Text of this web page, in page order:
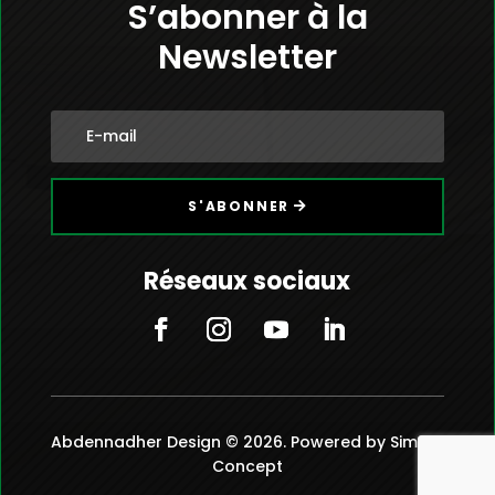
S’abonner à la
Newsletter
S'ABONNER
Réseaux sociaux
Abdennadher Design © 2026. Powered by Simple
Concept